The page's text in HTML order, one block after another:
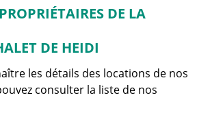
DE LA
DE HEIDI
les détails des locations de nos
consulter la liste de nos